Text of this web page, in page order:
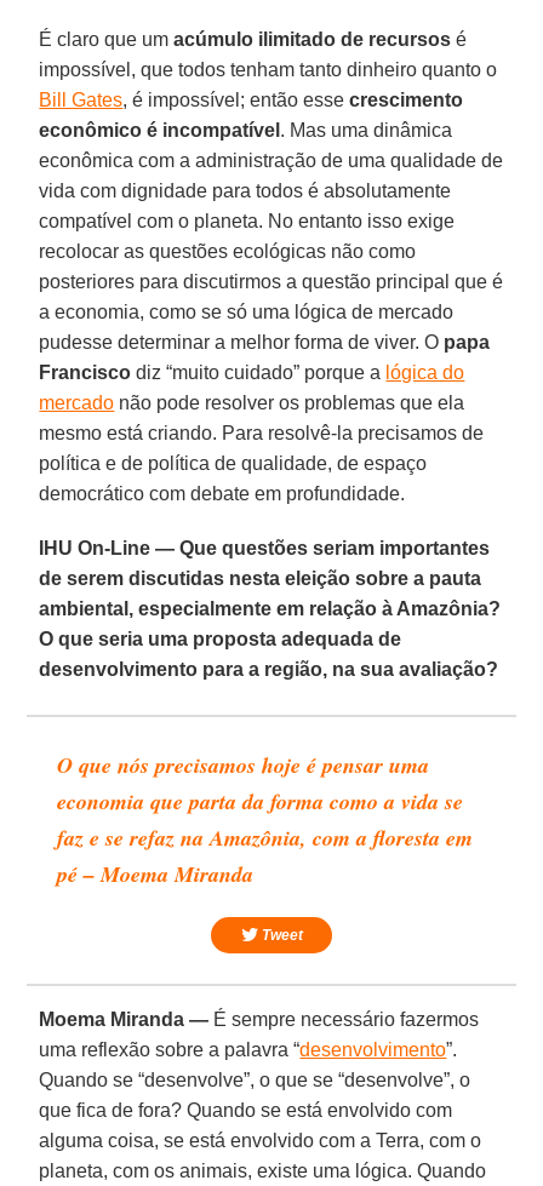
É claro que umacúmulo ilimitado de recursos é
impossível, que todos tenham tanto dinheiro quanto o
Bill Gates, é impossível; então essecrescimento
econômico é incompatível . Mas uma dinâmica
econômica com a administração de uma qualidade de
vida com dignidade para todos é absolutamente
compatível com o planeta. No entanto isso exige
recolocar as questões ecológicas não como
posteriores para discutirmos a questão principal que é
a economia, como se só uma lógica de mercado
pudesse determinar a melhor forma de viver. O papa
Francisco diz “muito cuidado” porque a lógica do
mercado não pode resolver os problemas que ela
mesmo está criando. Para resolvê-la precisamos de
política e de política de qualidade, de espaço
democrático com debate em profundidade.
IHU On-Line — Que questões seriam importantes
de serem discutidas nesta eleição sobre a pauta
ambiental, especialmente em relação à Amazônia?
O que seria uma proposta adequada de
desenvolvimento para a região, na sua avaliação?
O que nós precisamos hoje é pensar uma
economia que parta da forma como a vida se
faz e se refaz na Amazônia, com a floresta em
pé – Moema Miranda
Tweet
Moema Miranda — É sempre necessário fazermos
uma reflexão sobre a palavra “desenvolvimento”.
Quando se “desenvolve”, o que se “desenvolve”, o
que fica de fora? Quando se está envolvido com
alguma coisa, se está envolvido com a Terra, com o
planeta, com os animais, existe uma lógica. Quando